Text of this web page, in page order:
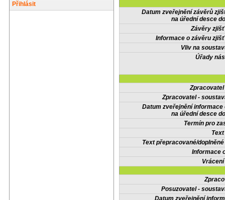
Přihlásit
Datum zveřejnění závěrů
na úřední desce
Závěry
Informace o závěru
Vliv na
Úřady
Zpracovatel -
Datum zveřejnění informace
na úřední desce
Termín pro
Text přepracované/
Informace
Posuzovatel -
Datum zveřejnění